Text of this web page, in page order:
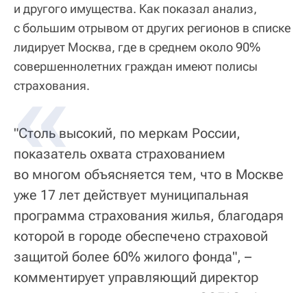
и другого имущества. Как показал анализ,
с большим отрывом от других регионов в списке
лидирует Москва, где в среднем около 90%
совершеннолетних граждан имеют полисы
страхования.
"Столь высокий, по меркам России,
показатель охвата страхованием
во многом объясняется тем, что в Москве
уже 17 лет действует муниципальная
программа страхования жилья, благодаря
которой в городе обеспечено страховой
защитой более 60% жилого фонда", –
комментирует управляющий директор